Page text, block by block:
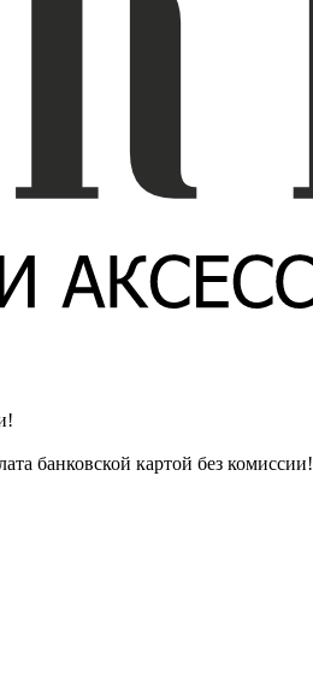
банковской картой без комиссии!